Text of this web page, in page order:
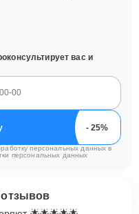
вас и
персональных данных в
персональных данных
отзывов